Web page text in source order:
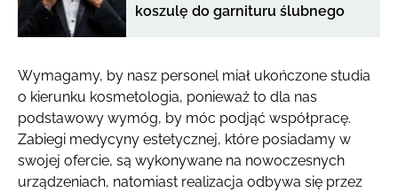
koszulę do garnituru ślubnego
Wymagamy, by nasz personel miał ukończone studia
o kierunku kosmetologia, ponieważ to dla nas
podstawowy wymóg, by móc podjąć współpracę.
Zabiegi medycyny estetycznej, które posiadamy w
swojej ofercie, są wykonywane na nowoczesnych
urządzeniach, natomiast realizacja odbywa się przez